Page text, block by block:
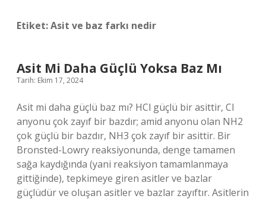
Etiket:Asit ve baz farkı nedir
Asit Mi Daha Güçlü Yoksa Baz Mı
Tarih: Ekim 17, 2024
Asit mi daha güçlü baz mı? HCl güçlü bir asittir, Cl
anyonu çok zayıf bir bazdır; amid anyonu olan NH2
çok güçlü bir bazdır, NH3 çok zayıf bir asittir. Bir
Bronsted-Lowry reaksiyonunda, denge tamamen
sağa kaydığında (yani reaksiyon tamamlanmaya
gittiğinde), tepkimeye giren asitler ve bazlar
güçlüdür ve oluşan asitler ve bazlar zayıftır. Asitlerin